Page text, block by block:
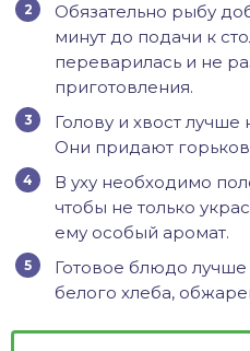
Обязательно рыбу
минут до подачи к
переварилась и не
приготовления.
Голову и хвост лучше
Они придают
В уху необходимо
чтобы не только
ему особый аромат.
Готовое блюдо лучше
белого хлеба,